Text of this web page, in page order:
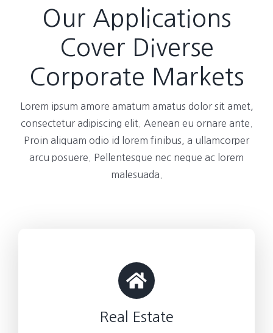
Our Applications
Cover Diverse
Corporate Markets
Lorem ipsum amore amatum amatus dolor sit amet,
consectetur adipiscing elit. Aenean eu ornare ante.
Proin aliquam odio id lorem finibus, a ullamcorper
arcu posuere. Pellentesque nec neque ac lorem
malesuada.
Real Estate